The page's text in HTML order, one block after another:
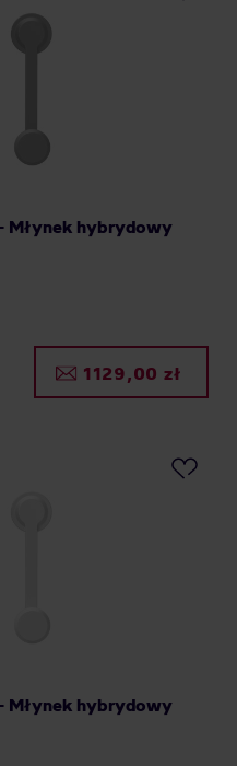
Młynek hybrydowy
1129,00 zł
Młynek hybrydowy